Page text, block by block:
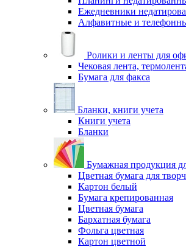
Ежедневники
Алфавитные и
Ролики и ленты для
Чековая лента,
Бумага для факса
Бланки, книги учета
Книги учета
Бланки
Бумажная продукция
Цветная бумага для
Картон белый
Бумага крепированная
Цветная бумага
Бархатная бумага
Фольга цветная
Картон цветной